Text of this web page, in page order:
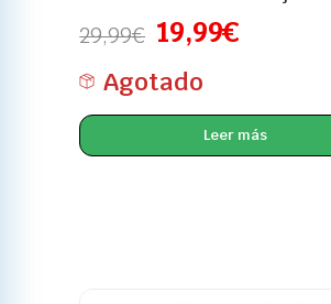
29,99€ 19,99€
Agotado
Leer más